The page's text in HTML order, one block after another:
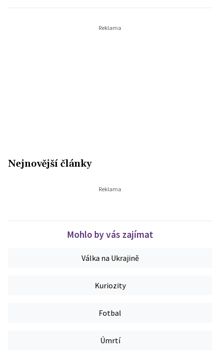
Nejnovější články
Mohlo by vás zajímat
Válka na Ukrajině
Kuriozity
Fotbal
Úmrtí